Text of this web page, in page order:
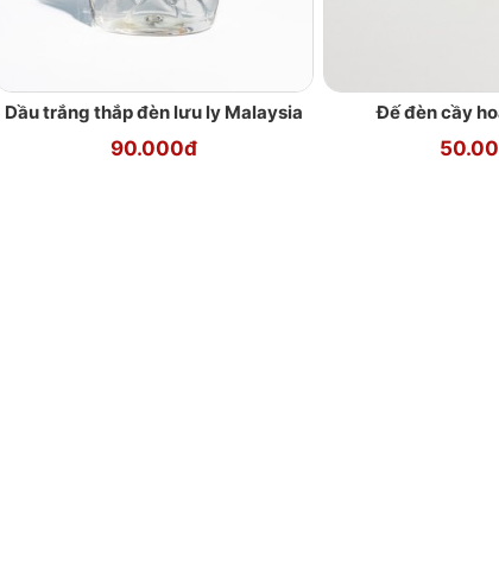
Dầu trắng thắp đèn lưu ly Malaysia
90.000đ
Đế đèn cầy